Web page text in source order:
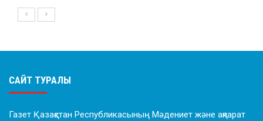
САЙТ ТУРАЛЫ
Газет Қазақстан Республикасының Мәдениет және ақпарат